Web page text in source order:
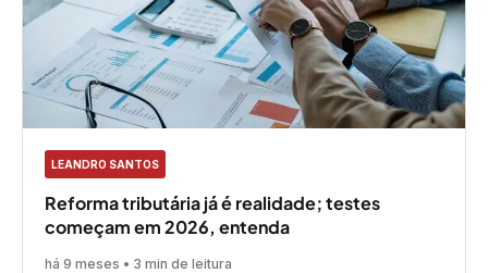
LEANDRO SANTOS
Reforma tributária já é realidade; testes
começam em 2026, entenda
há 9 meses • 3 min de leitura